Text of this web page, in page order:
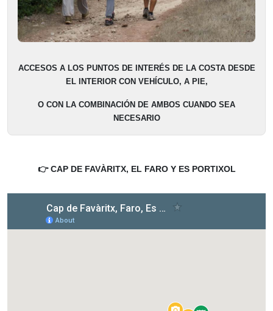
ACCESOS A LOS PUNTOS DE INTERÉS DE LA COSTA DESDE
EL INTERIOR CON VEHÍCULO, A PIE,
O CON LA COMBINACIÓN DE AMBOS CUANDO SEA
NECESARIO
👉 CAPDE FAVÀRITX, EL FARO Y ES PORTIXOL